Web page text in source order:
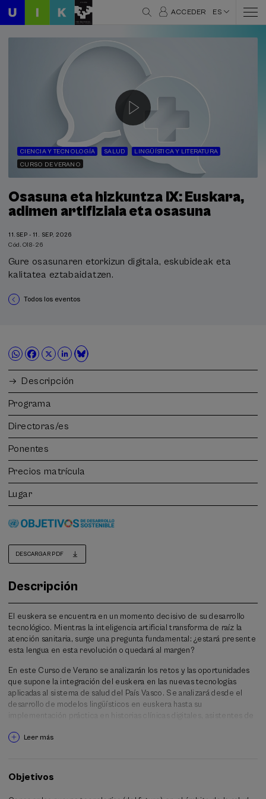
ACCEDER ES
CIENCIA Y TECNOLOGÍA SALUD
LINGÜÍSTICA Y LITERATURA
CURSO DE VERANO
Osasuna eta hizkuntza IX: Euskara,
adimen artifiziala eta osasuna
11.SEP - 11. SEP, 2026
Cód. O18-26
Gure osasunaren etorkizun digitala, eskubideak eta
kalitatea eztabaidatzen.
Todos los eventos
Descripción
Programa
Directoras/es
Ponentes
Precios matrícula
Lugar
DESCARGAR PDF
Descripción
El euskera se encuentra en un momento decisivo de su desarrollo
tecnológico. Mientras la inteligencia artificial transforma de raíz la
atención sanitaria, surge una pregunta fundamental: ¿estará presente
esta lengua en esta revolución o quedará al margen?
En este Curso de Verano se analizarán los retos y las oportunidades
que supone la integración del euskera en las nuevas tecnologías
aplicadas al sistema de salud del País Vasco. Se analizará desde el
desarrollo de modelos lingüísticos en euskera hasta su
implementación práctica en historias clínicas digitales, asistentes de
neuronales específicos como ITZULBIDE y herramientas para el
Leer más
Objetivos